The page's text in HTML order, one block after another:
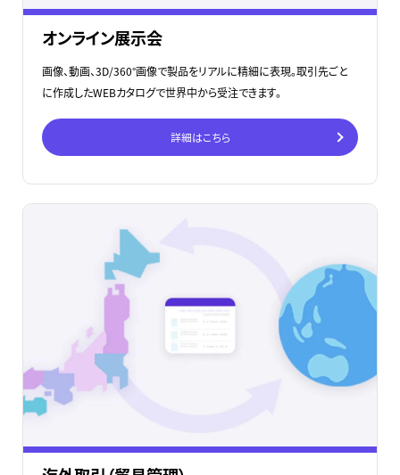
オンライン展示会
画像、動画、3D/360°画像で製品をリアルに精細に表現。取引先ごと
に作成したWEBカタログで世界中から受注できます。
詳細はこちら